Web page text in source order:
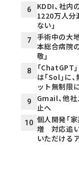
6
KDDI、社内
1220万人分
ない」
7
手術中の大
本総合病院
敬」
8
「ChatGPT
は「Sol」に
ット無制限
9
Gmail、他
止へ
10 個人開発「
増 対応追
いただける